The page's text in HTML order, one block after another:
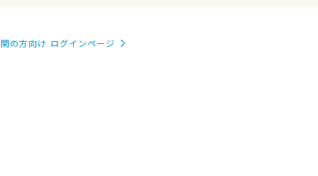
の方向け ログインページ